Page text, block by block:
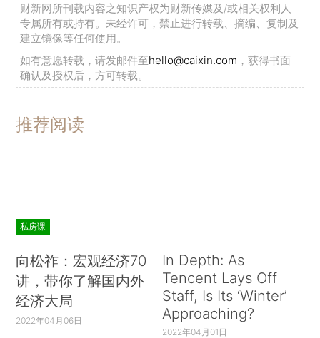
财新网所刊载内容之知识产权为财新传媒及/或相关权利人
专属所有或持有。未经许可，禁止进行转载、摘编、复制及
建立镜像等任何使用。
如有意愿转载，请发邮件至hello@caixin.com ，获得书面
确认及授权后，方可转载。
推荐阅读
私房课
向松祚：宏观经济70
讲，带你了解国内外
经济大局
2022年04月06日
In Depth: As
Tencent Lays Off
Staff, Is Its ‘Winter’
Approaching?
2022年04月01日